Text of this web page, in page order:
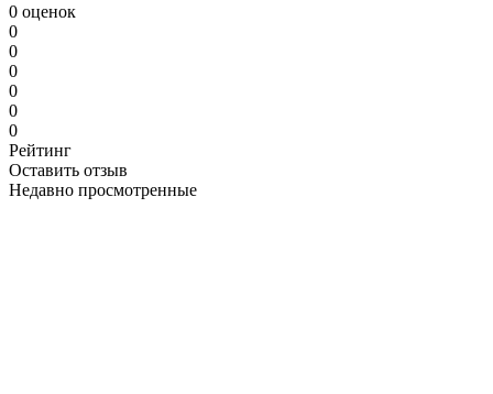
0 оценок
0
0
0
0
0
0
Рейтинг
Оставить отзыв
Недавно просмотренные